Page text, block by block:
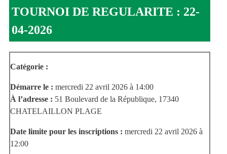
TOURNOI DE REGULARITE : 22-
04-2026
Catégorie :
Démarre le : mercredi 22 avril 2026 à 14:00
À l’adresse : 51 Boulevard de la République, 17340
CHATELAILLON PLAGE
Date limite pour les inscriptions : mercredi 22 avril 2026 à
12:00